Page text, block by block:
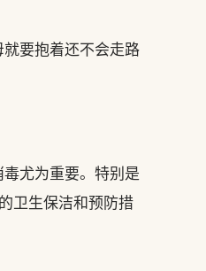
要抱着还不会走路
尤为重要。特别是
卫生保洁和预防措